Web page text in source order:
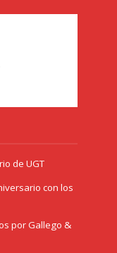
de UGT
con los
por Gallego &